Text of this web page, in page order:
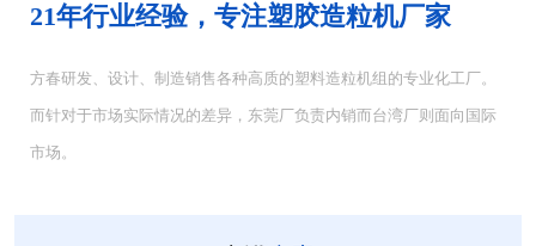
CUT-5塑料切粒机...
21年行业经验，专注塑胶造粒机厂家
方春研发、设计、制造销售各种高质的塑料造粒机组的专业化工厂。
而针对于市场实际情况的差异，东莞厂负责内销而台湾厂则面向国际
市场。